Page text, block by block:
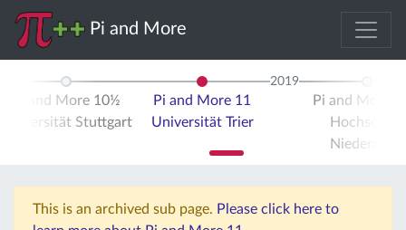
Pi and More
Pi and More 10½
Universität Stuttgart
Pi and More 11
Universität Trier
2019
Pi and More
Hochschule
Niederrhein
This is an archived sub page. Please click here to